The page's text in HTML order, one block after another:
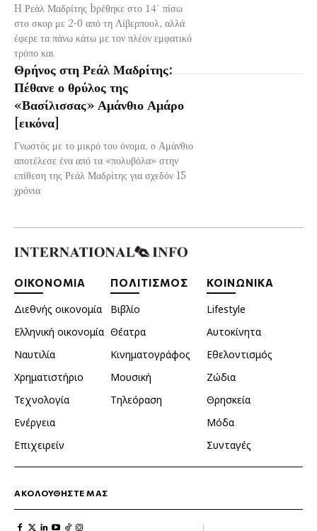
H Ρεάλ Μαδρίτης bρέθηκε στο 14΄ πίσω
στο σκορ με 2-0 από τη Λίβερπουλ, αλλά
έφερε τα πάνω κάτω με τον πλέον εμφατικό
τρόπο και
Θρήνος στη Ρεάλ Μαδρίτης:
Πέθανε ο θρύλος της
«Βασίλισσας» Αμάνθιο Αμάρο
[εικόνα]
Γνωστός με το μικρό του όνομα, ο Αμάνθιο
αποτέλεσε ένα από τα «πολυβόλα» στην
επίθεση της Ρεάλ Μαδρίτης για σχεδόν 15
χρόνια
ΟΙΚΟΝΟΜΙΑ
Διεθνής οικονομία
Ελληνική οικονομία
Ναυτιλία
Χρηματιστήριο
Τεχνολογία
Ενέργεια
Επιχειρείν
ΠΟΛΙΤΙΣΜΟΣ
Βιβλίο
Θέατρα
Κινηματογράφος
Μουσική
Τηλεόραση
ΚΟΙΝΩΝΙΚΑ
Lifestyle
Αυτοκίνητα
Εθελοντισμός
Ζώδια
Θρησκεία
Μόδα
Συνταγές
ΑΚΟΛΟΥΘΗΣΤΕ ΜΑΣ